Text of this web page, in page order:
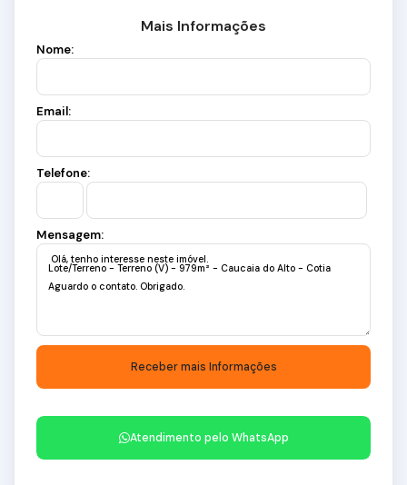
Mais Informações
Nome:
Email:
Telefone:
Mensagem:
Atendimento pelo WhatsApp